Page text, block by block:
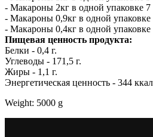
- Макароны 2кг в одной упаковке 7
- Макароны 0,9кг в одной упаковке
- Макароны 0,4кг в одной упаковке
Пищевая ценность продукта:
Белки - 0,4 г.
Углеводы - 171,5 г.
Жиры - 1,1 г.
Энергетическая ценность - 344
Weight: 5000 g